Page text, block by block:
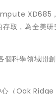
XD685
取，為全美研
科學領域開
心（Oak